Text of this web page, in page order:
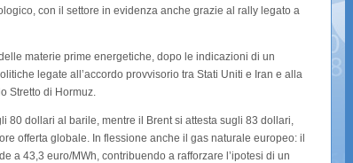
con il settore in evidenza anche grazie al rally legato a
materie prime energetiche, dopo le indicazioni di un
legate all’accordo provvisorio tra Stati Uniti e Iran e alla
Stretto di Hormuz.
80 dollari al barile, mentre il Brent si attesta sugli 83 dollari,
offerta globale. In flessione anche il gas naturale europeo: il
a 43,3 euro/MWh, contribuendo a rafforzare l’ipotesi di un